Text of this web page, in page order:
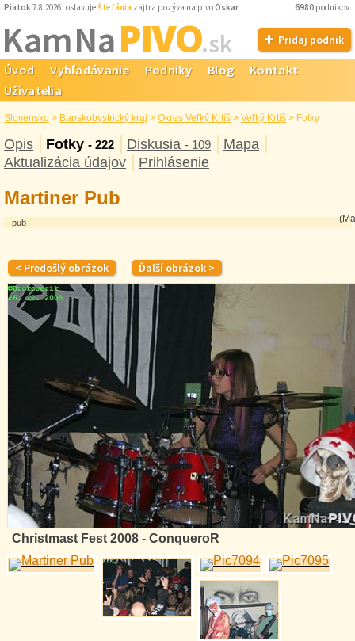
Piatok7.8.2026 oslavujeŠtefánia zajtra pozýva na pivoOskar 6980 podnikov
Kam NaPIVO.sk Pridaj podnik
Úvod Vyhľadávanie Podniky Blog
Kontakt
Užívatelia
Slovensko > Banskobystrický kraj > Okres Veľký Krtíš > Veľký Krtíš > Fotky
Opis Fotky - 222 Diskusia - 109
Mapa
Aktualizácia údajov
Prihlásenie
Martiner Pub
pub
Christmast Fest 2008 - ConqueroR